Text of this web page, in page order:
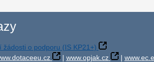
žádosti o podporu (IS KP21+)
| www.opjak.cz |